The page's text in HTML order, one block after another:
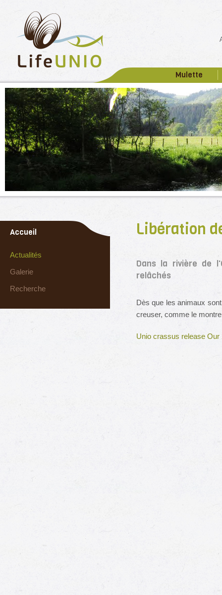
Mulette
Accueil
Actualités
Galerie
Recherche
Libération
Dans la rivière de
relâchés
Dès que les animaux
creuser, comme le
Unio crassus release Our